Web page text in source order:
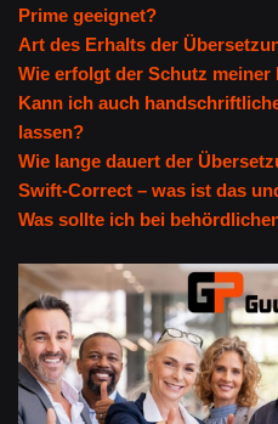
Prime geeignet?
Art des Erhalts der
Wie erfolgt der Schutz meiner
Kann ich auch
lassen?
Wie lange dauert der
Swift-Correct – was ist das
Was sollte ich bei